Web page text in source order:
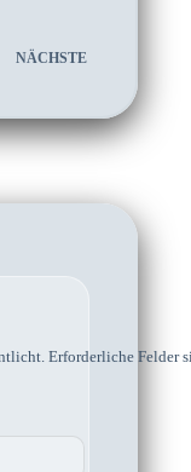
NÄCHSTE
Erforderliche Felder